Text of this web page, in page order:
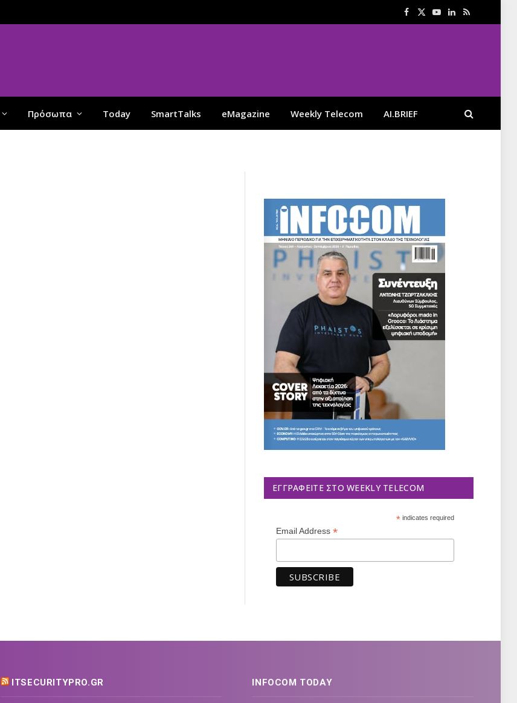
Facebook
X
YouTube
LinkedIn
RSS
Πρόσωπα Today SmartTalks eMagazine Weekly Telecom AI.BRIEF
ΕΓΓΡΑΦΕΊΤΕ ΣΤΟ WEEKLY TELECOM
*indicates required
Email Address *
ITSECURITYPRO.GR INFOCOM TODAY